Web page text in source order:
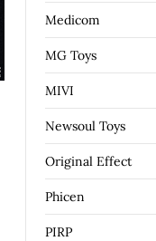
Medicom
MG Toys
MIVI
Newsoul Toys
Original Effect
Phicen
PIRP